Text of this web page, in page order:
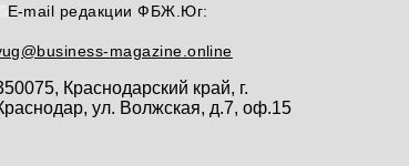
E-mail редакции ФБЖ.Юг:
magazine.online
Краснодарский край, г.
ул. Волжская, д.7, оф.15